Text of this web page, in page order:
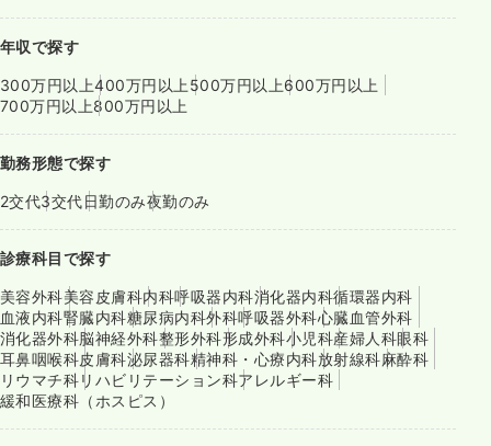
年収で探す
300万円以上400万円以上 500万円以上600万円以上
700万円以上800万円以上
勤務形態で探す
2交代3交代日勤のみ夜勤のみ
診療科目で探す
美容外科美容皮膚科内科呼吸器内科消化器内科循環器内科
血液内科腎臓内科糖尿病内科外科呼吸器外科心臓血管外科
消化器外科脳神経外科整形外科形成外科小児科産婦人科眼科
耳鼻咽喉科皮膚科泌尿器科精神科・心療内科放射線科麻酔科
リウマチ科リハビリテーション科アレルギー科
緩和医療科（ホスピス）